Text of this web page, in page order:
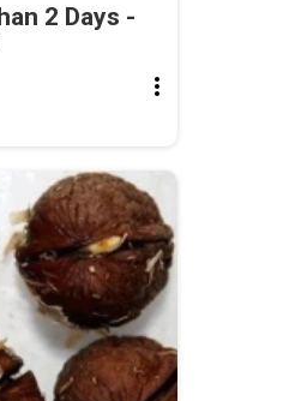
2 Days -